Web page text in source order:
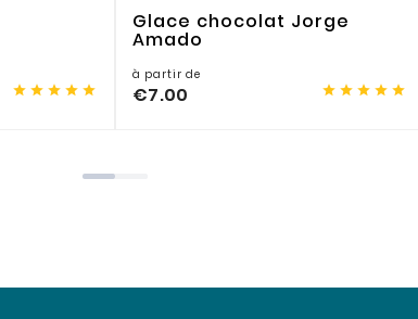
    
Glace chocolat Jorge
Amado
à partir de
€7.00     